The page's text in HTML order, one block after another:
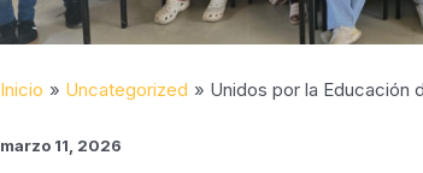
Inicio Uncategorized Unidos por la Educación
marzo 11, 2026